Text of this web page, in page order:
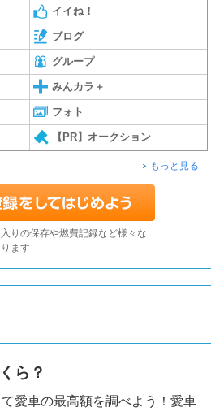
イイね！
ブログ
グループ
みんカラ＋
フォト
【PR】オークション
もっと見る
りの保存や燃費記録など様々な
ます
ら？
愛車の最高額を調べよう！愛車